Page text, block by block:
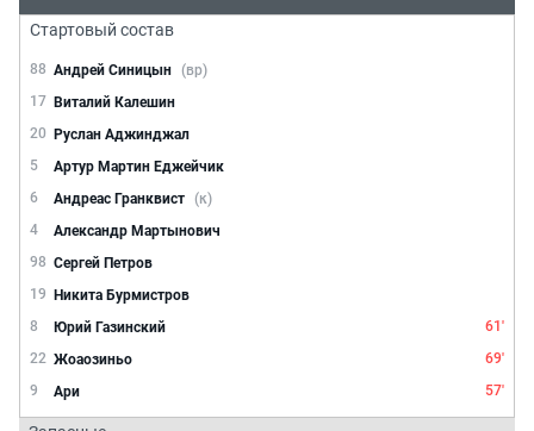
Стартовый состав
88 Андрей Синицын (вр)
17 Виталий Калешин
20 Руслан Аджинджал
5
Артур Мартин Еджейчик
6
Андреас Гранквист (к)
4
Александр Мартынович
98 Сергей Петров
19 Никита Бурмистров
8
Юрий Газинский
61'
22 Жоаозиньо
69'
9
Ари 57'